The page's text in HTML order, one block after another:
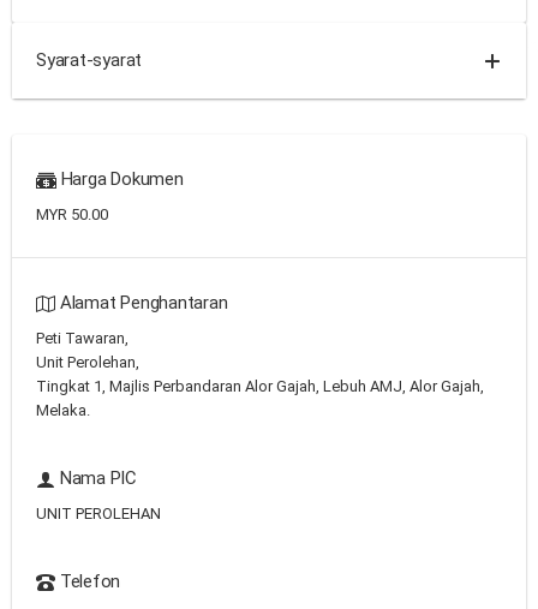
Syarat-syarat
Harga Dokumen
MYR 50.00
Alamat Penghantaran
Peti Tawaran,
Unit Perolehan,
Tingkat 1, Majlis Perbandaran Alor Gajah, Lebuh AMJ, Alor Gajah,
Melaka.
Nama PIC
UNIT PEROLEHAN
Telefon